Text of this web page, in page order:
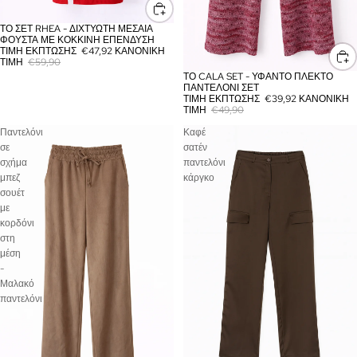
ΈΚΠΤΩΣΗ
ΤΟ ΣΕΤ RHEA - ΔΙΧΤΥΩΤΉ ΜΕΣΑΊΑ
ΦΟΎΣΤΑ ΜΕ ΚΌΚΚΙΝΗ ΕΠΈΝΔΥΣΗ
ΤΙΜΉ ΈΚΠΤΩΣΗΣ €47,92 ΚΑΝΟΝΙΚΉ
ΤΙΜΉ €59,90
ΈΚΠΤΩΣΗ
ΤΟ CALA SET - ΥΦΑΝΤΌ ΠΛΕΚΤΌ
ΠΑΝΤΕΛΌΝΙ ΣΕΤ
ΤΙΜΉ ΈΚΠΤΩΣΗΣ €39,92 ΚΑΝΟΝΙΚΉ
ΤΙΜΉ €49,90
Παντελόνι
σε
σχήμα
μπεζ
σουέτ
με
κορδόνι
στη
μέση
-
Μαλακό
παντελόνι
Καφέ
σατέν
παντελόνι
κάργκο